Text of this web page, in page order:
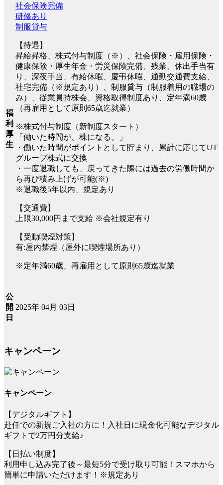
福
利
厚
生
社会保険完備
研修あり
制服貸与
【待遇】
昇給昇格、株式付与制度（※）、社会保険・雇用保険・
健康保険・厚生年金・労災保険完備、残業、休出手当有
り、深夜手当、有給休暇、慶弔休暇、通勤交通費支給、
社宅完備（※規定あり）、制服貸与（制服着用の職場の
み）、従業員持株会、資格取得制度あり、定年満60歳
（再雇用として原則65歳迄就業）
※株式付与制度（新制度スタート）
「働いた時間が、株になる。」
・働いた時間がポイントとして貯まり、累計に応じてUT
グループ株式に交換
・一度退職しても、戻ってきた際には過去の労働時間か
ら再び積み上げが可能(※)
※退職後5年以内、規定あり
【交通費】
上限30,000円まで支給 ※会社規定有り
【受動喫煙対策】
有:屋内禁煙（屋外に喫煙場所あり）
※定年満60歳、再雇用として原則65歳迄就業
公
開
日
2025年 04月 03日
キャンペーン
キャンペーン
【デジタルギフト】
赴任での新規ご入社の方に！入社日に現金化可能なデジタル
ギフトで2万円分支給♪
【日払い制度】
利用申し込み完了後～最短5分で受け取り可能！スマホから
簡単に申請いただけます！※規定あり